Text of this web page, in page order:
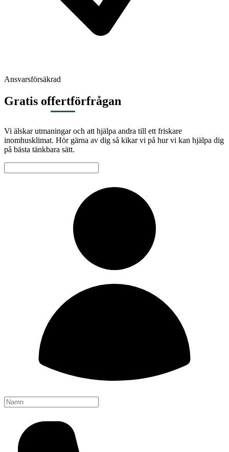
Ansvarsförsäkrad
Gratis offertförfrågan
Vi älskar utmaningar och att hjälpa andra till ett friskare
inomhusklimat. Hör gärna av dig så kikar vi på hur vi kan hjälpa dig
på bästa tänkbara sätt.